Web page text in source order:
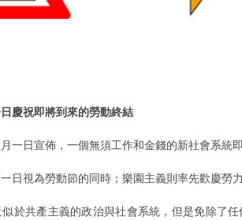
慶祝即將到來的勞動終結
一日宣佈，一個無須工作和金錢的新社會系統
日視為勞動節的同時；樂園主義則率先歡慶勞
於共產主義的政治與社會系統，但是免除了